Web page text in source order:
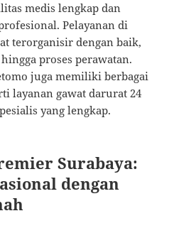
medis lengkap dan
Pelayanan di
terorganisir dengan baik,
proses perawatan.
juga memiliki berbagai
layanan gawat darurat 24
yang lengkap.
Surabaya:
dengan